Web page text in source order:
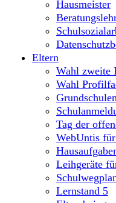
Hausmeister
Eltern
Wahl zweite
Wahl
Tag der
WebUntis
Leihgeräte
Lernstand 5